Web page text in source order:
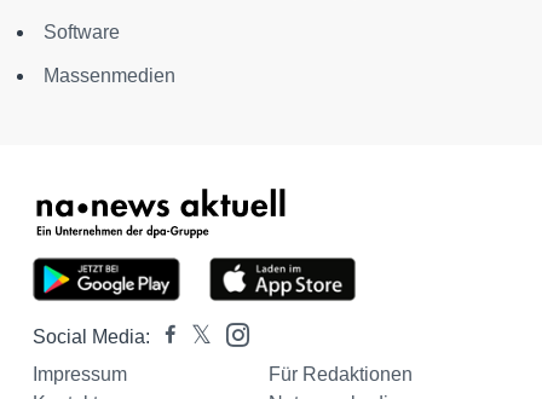
Software
Massenmedien
Social Media:
Impressum
Für Redaktionen